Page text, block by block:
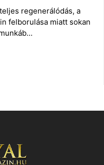
regenerálódás, a
felborulása miatt sokan